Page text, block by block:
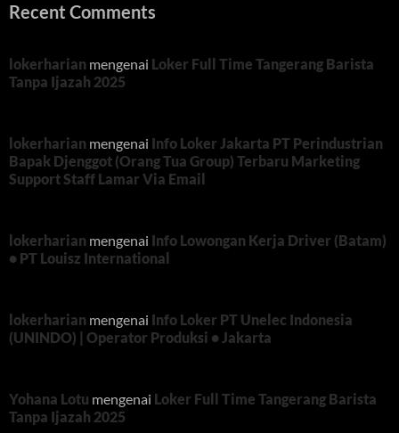
Recent Comments
lokerharian mengenai Loker Full Time Tangerang Barista
Tanpa Ijazah 2025
lokerharian mengenai Info Loker Jakarta PT Perindustrian
Bapak Djenggot (Orang Tua Group) Terbaru Marketing
Support Staff Lamar Via Email
lokerharian mengenai Info Lowongan Kerja Driver (Batam)
• PT Louisz International
lokerharian mengenai Info Loker PT Unelec Indonesia
(UNINDO) | Operator Produksi • Jakarta
Yohana Lotu mengenai Loker Full Time Tangerang Barista
Tanpa Ijazah 2025